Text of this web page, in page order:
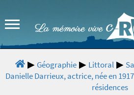
Géographie Littoral
Danielle Darrieux, actrice, née en
résidences